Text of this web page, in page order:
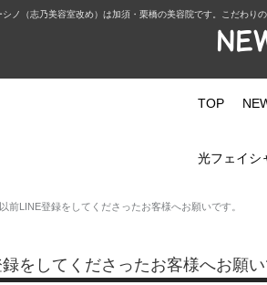
シノ（志乃美容室改め）は加須・栗橋の美容院です。こだわり
TOP
光フェイシ
以前LINE登録をしてくださったお客様へお願いです。
をしてくださったお客様へお願い